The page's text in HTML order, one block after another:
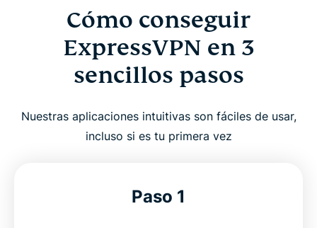
Cómo conseguir
ExpressVPN en 3
sencillos pasos
Nuestras aplicaciones intuitivas son fáciles de usar,
incluso si es tu primera vez
Paso 1